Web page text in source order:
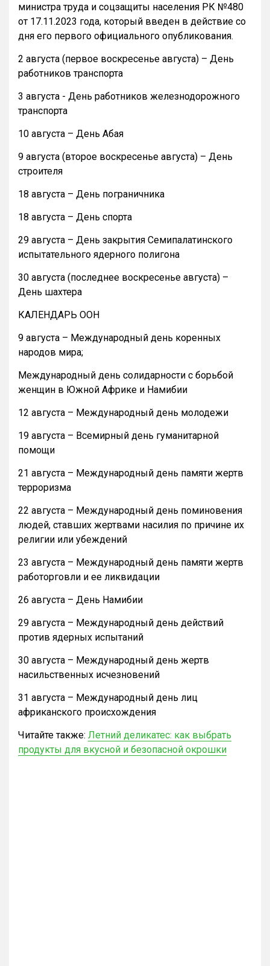
министра труда и соцзащиты населения РК №480
от 17.11.2023 года, который введен в действие со
дня его первого официального опубликования.
2 августа (первое воскресенье августа) – День
работников транспорта
3 августа - День работников железнодорожного
транспорта
10 августа – День Абая
9 августа (второе воскресенье августа) – День
строителя
18 августа – День пограничника
18 августа – День спорта
29 августа – День закрытия Семипалатинского
испытательного ядерного полигона
30 августа (последнее воскресенье августа) –
День шахтера
КАЛЕНДАРЬ ООН
9 августа – Международный день коренных
народов мира;
Международный день солидарности с борьбой
женщин в Южной Африке и Намибии
12 августа – Международный день молодежи
19 августа – Всемирный день гуманитарной
помощи
21 августа – Международный день памяти жертв
терроризма
22 августа – Международный день поминовения
людей, ставших жертвами насилия по причине их
религии или убеждений
23 августа – Международный день памяти жертв
работорговли и ее ликвидации
26 августа – День Намибии
29 августа – Международный день действий
против ядерных испытаний
30 августа – Международный день жертв
насильственных исчезновений
31 августа – Международный день лиц
африканского происхождения
Читайте также: Летний деликатес: как выбрать
продукты для вкусной и безопасной окрошки